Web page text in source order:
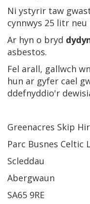
Ni ystyrir taw
cynnwys 25 litr
Ar hyn o bryd
asbestos.
Fel arall, gallwch
hun ar gyfer cael
ddefnyddio'r
Greenacres Skip
Parc Busnes Celtic
Scleddau
Abergwaun
SA65 9RE